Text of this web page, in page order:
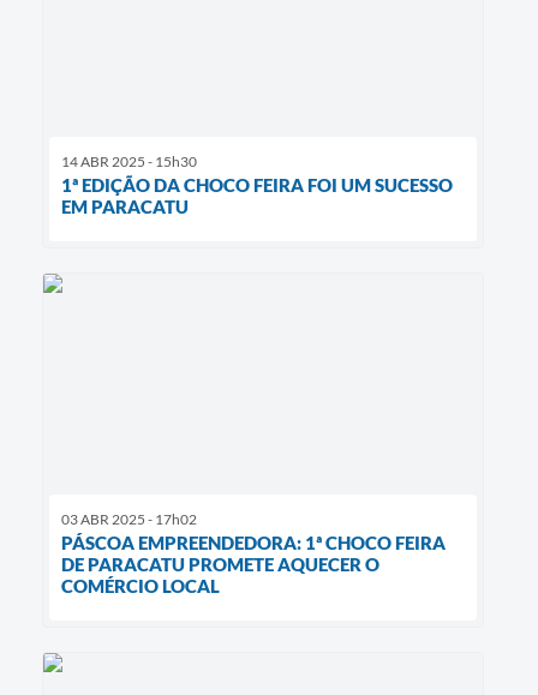
14 ABR 2025 - 15h30
1ª EDIÇÃO DA CHOCO FEIRA FOI UM SUCESSO
EM PARACATU
03 ABR 2025 - 17h02
PÁSCOA EMPREENDEDORA: 1ª CHOCO FEIRA
DE PARACATU PROMETE AQUECER O
COMÉRCIO LOCAL